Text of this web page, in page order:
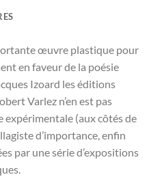
œuvre plastique pour
en faveur de la poésie
Izoard les éditions
Varlez n’en est pas
expérimentale (aux côtés de
d’importance, enfin
par une série d’expositions